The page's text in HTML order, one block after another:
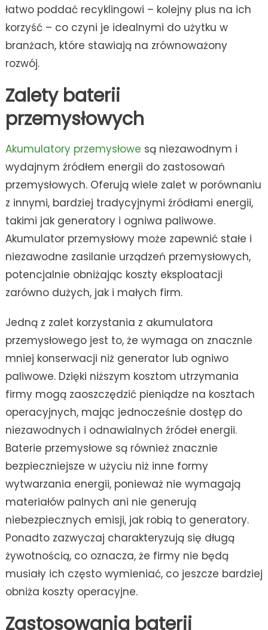
łatwo poddać recyklingowi – kolejny plus na ich
korzyść – co czyni je idealnymi do użytku w
branżach, które stawiają na zrównoważony
rozwój.
Zalety baterii
przemysłowych
Akumulatory przemysłowe są niezawodnym i
wydajnym źródłem energii do zastosowań
przemysłowych. Oferują wiele zalet w porównaniu
z innymi, bardziej tradycyjnymi źródłami energii,
takimi jak generatory i ogniwa paliwowe.
Akumulator przemysłowy może zapewnić stałe i
niezawodne zasilanie urządzeń przemysłowych,
potencjalnie obniżając koszty eksploatacji
zarówno dużych, jak i małych firm.
Jedną z zalet korzystania z akumulatora
przemysłowego jest to, że wymaga on znacznie
mniej konserwacji niż generator lub ogniwo
paliwowe. Dzięki niższym kosztom utrzymania
firmy mogą zaoszczędzić pieniądze na kosztach
operacyjnych, mając jednocześnie dostęp do
niezawodnych i odnawialnych źródeł energii.
Baterie przemysłowe są również znacznie
bezpieczniejsze w użyciu niż inne formy
wytwarzania energii, ponieważ nie wymagają
materiałów palnych ani nie generują
niebezpiecznych emisji, jak robią to generatory.
Ponadto zazwyczaj charakteryzują się długą
żywotnością, co oznacza, że firmy nie będą
musiały ich często wymieniać, co jeszcze bardziej
obniża koszty operacyjne.
Zastosowania baterii